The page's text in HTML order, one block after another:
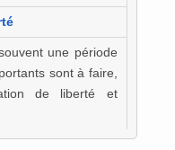
une période
sont à faire,
de liberté et